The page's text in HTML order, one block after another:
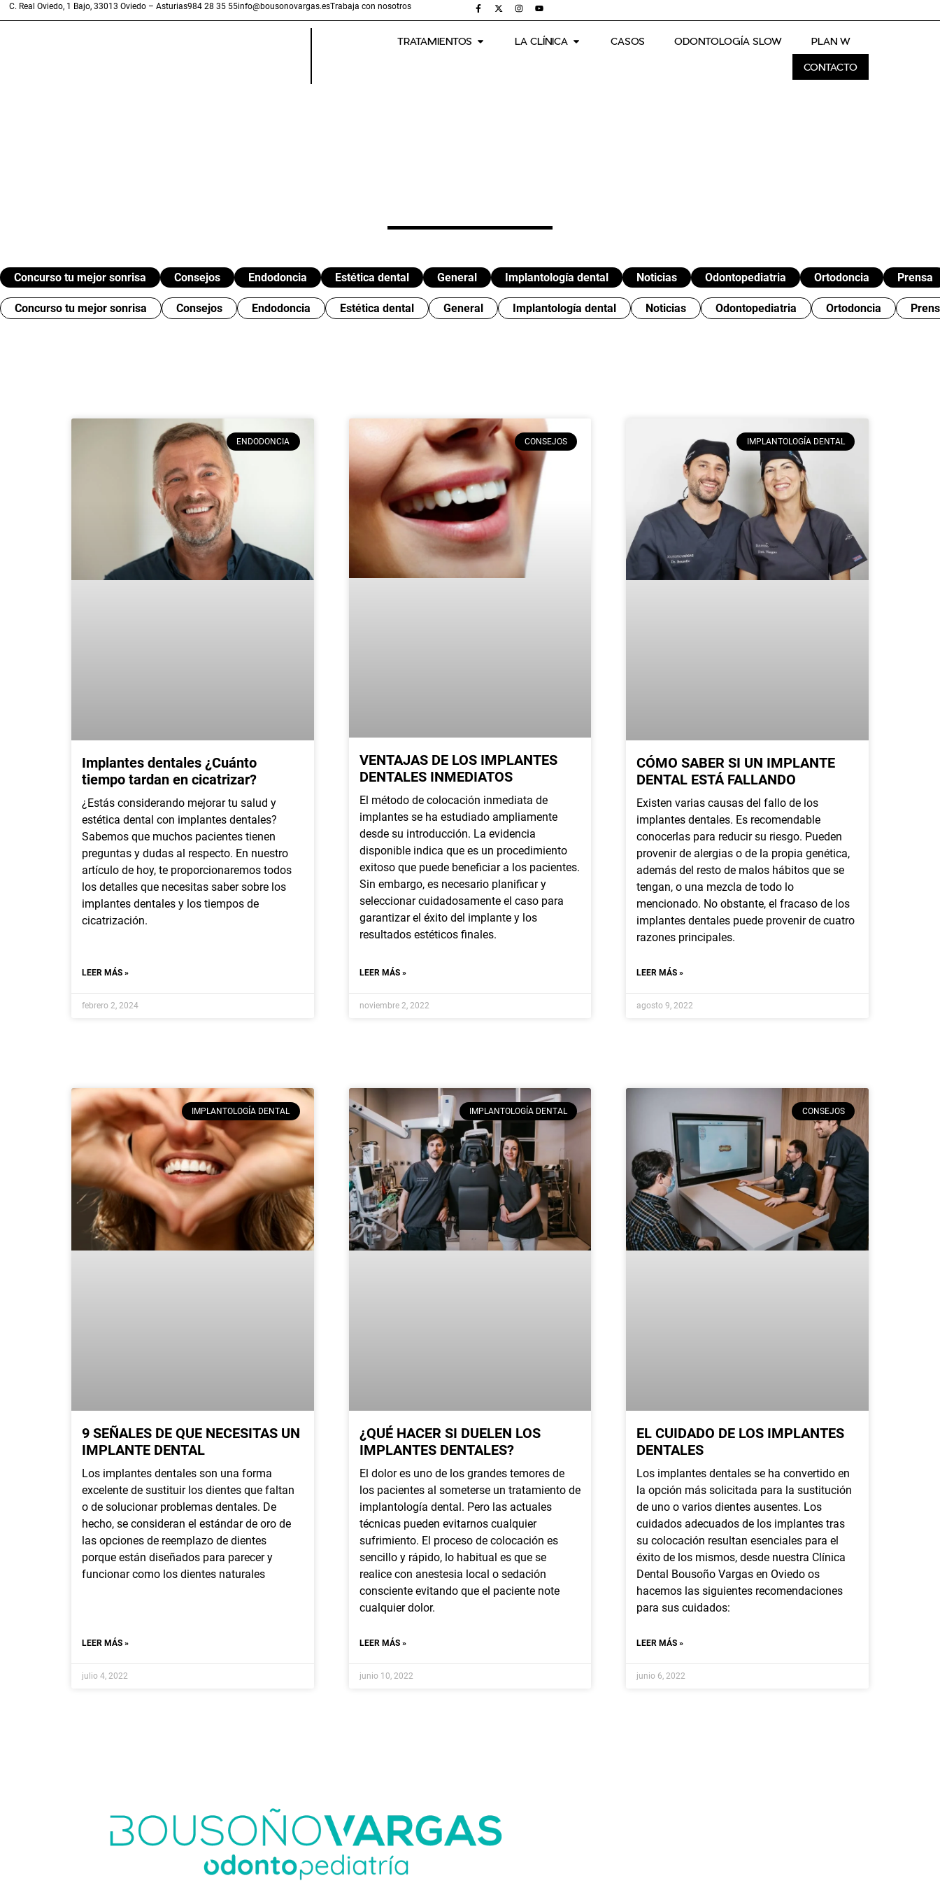
C. Real Oviedo, 1 Bajo, 33013 Oviedo – Asturias984 28 35 55info@bousonovargas.esTrabaja con nosotros
TRATAMIENTOS LA CLÍNICA CASOS ODONTOLOGÍA SLOW PLAN W
CONTACTO
Concurso tu mejor sonrisa Consejos Endodoncia Estética dental General Implantología dental Noticias Odontopediatria Ortodoncia Prensa
Concurso tu mejor sonrisa Consejos Endodoncia Estética dental General Implantología dental Noticias Odontopediatria Ortodoncia
ENDODONCIA
Implantes dentales ¿Cuánto
tiempo tardan en cicatrizar?
¿Estás considerando mejorar tu salud y
estética dental con implantes dentales?
Sabemos que muchos pacientes tienen
preguntas y dudas al respecto. En nuestro
artículo de hoy, te proporcionaremos todos
los detalles que necesitas saber sobre los
implantes dentales y los tiempos de
cicatrización.
LEER MÁS »
febrero 2, 2024
CONSEJOS
VENTAJAS DE LOS IMPLANTES
DENTALES INMEDIATOS
El método de colocación inmediata de
implantes se ha estudiado ampliamente
desde su introducción. La evidencia
disponible indica que es un procedimiento
exitoso que puede beneficiar a los pacientes.
Sin embargo, es necesario planificar y
seleccionar cuidadosamente el caso para
garantizar el éxito del implante y los
resultados estéticos finales.
LEER MÁS »
noviembre 2, 2022
IMPLANTOLOGÍA DENTAL
CÓMO SABER SI UN IMPLANTE
DENTAL ESTÁ FALLANDO
Existen varias causas del fallo de los
implantes dentales. Es recomendable
conocerlas para reducir su riesgo. Pueden
provenir de alergias o de la propia genética,
además del resto de malos hábitos que se
tengan, o una mezcla de todo lo
mencionado. No obstante, el fracaso de los
implantes dentales puede provenir de cuatro
razones principales.
LEER MÁS »
agosto 9, 2022
IMPLANTOLOGÍA DENTAL
9 SEÑALES DE QUE NECESITAS UN
IMPLANTE DENTAL
Los implantes dentales son una forma
excelente de sustituir los dientes que faltan
o de solucionar problemas dentales. De
hecho, se consideran el estándar de oro de
las opciones de reemplazo de dientes
porque están diseñados para parecer y
funcionar como los dientes naturales
LEER MÁS »
julio 4, 2022
IMPLANTOLOGÍA DENTAL
¿QUÉ HACER SI DUELEN LOS
IMPLANTES DENTALES?
El dolor es uno de los grandes temores de
los pacientes al someterse un tratamiento de
implantología dental. Pero las actuales
técnicas pueden evitarnos cualquier
sufrimiento. El proceso de colocación es
sencillo y rápido, lo habitual es que se
realice con anestesia local o sedación
consciente evitando que el paciente note
cualquier dolor.
LEER MÁS »
junio 10, 2022
CONSEJOS
EL CUIDADO DE LOS IMPLANTES
DENTALES
Los implantes dentales se ha convertido en
la opción más solicitada para la sustitución
de uno o varios dientes ausentes. Los
cuidados adecuados de los implantes tras
su colocación resultan esenciales para el
éxito de los mismos, desde nuestra Clínica
Dental Bousoño Vargas en Oviedo os
hacemos las siguientes recomendaciones
para sus cuidados:
LEER MÁS »
junio 6, 2022